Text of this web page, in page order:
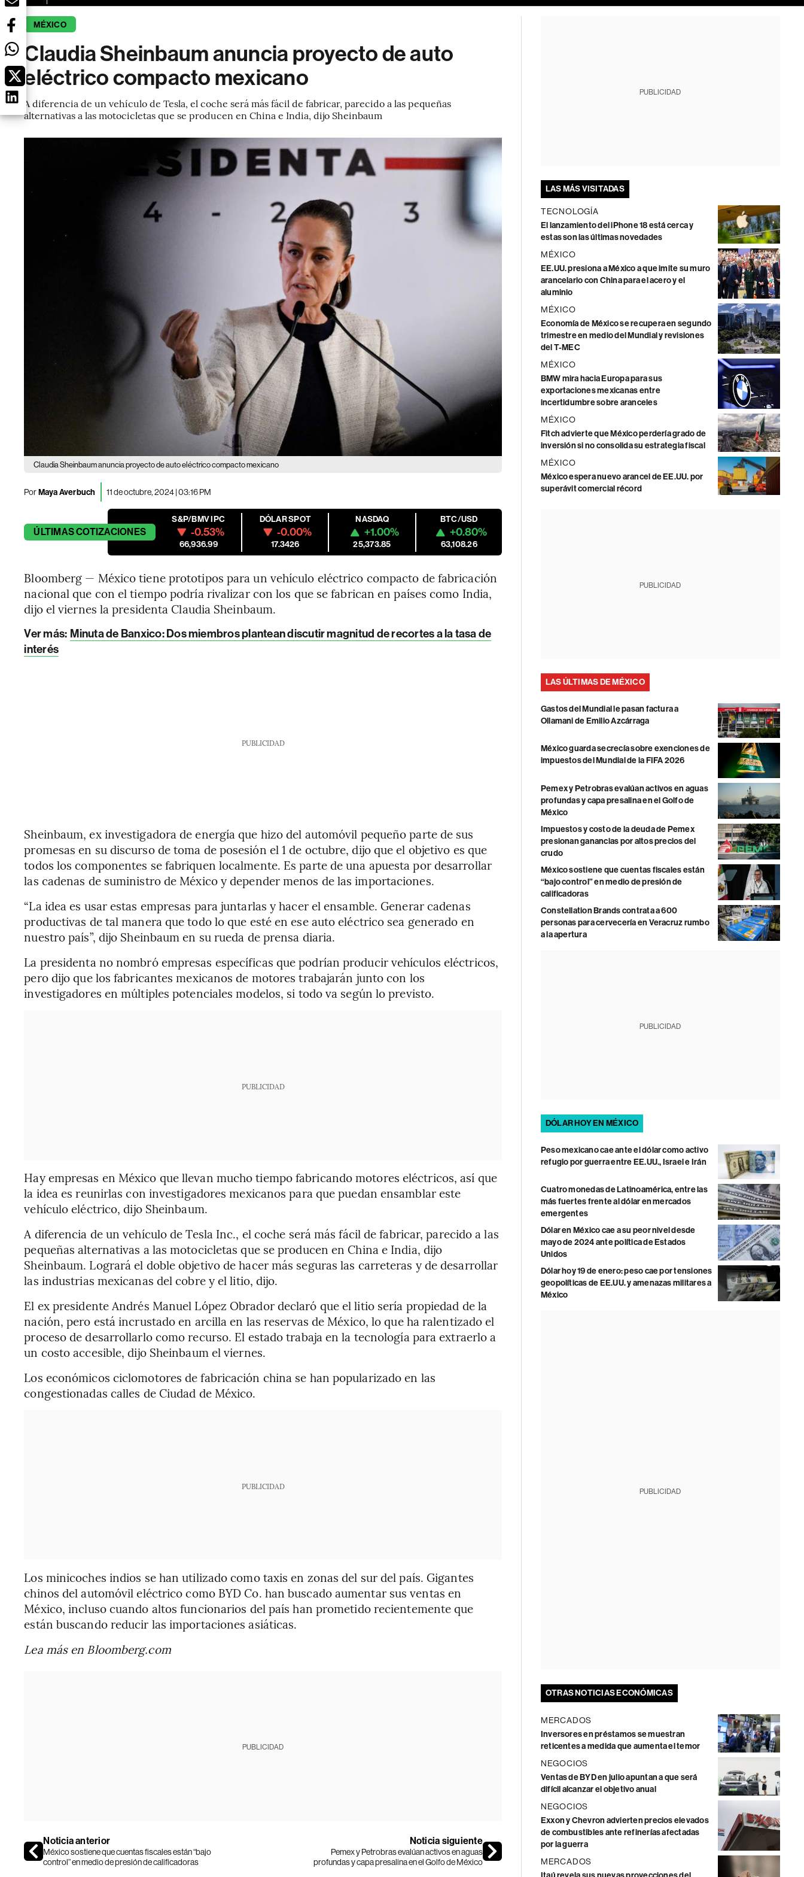
MÉXICO
Claudia Sheinbaum anuncia proyecto de auto
eléctrico compacto mexicano
A diferencia de un vehículo de Tesla, el coche será más fácil de fabricar, parecido a las pequeñas
alternativas a las motocicletas que se producen en China e India, dijo Sheinbaum
Claudia Sheinbaum anuncia proyecto de auto eléctrico compacto mexicano
PorMaya Averbuch 11 de octubre, 2024 | 03:16 PM
ÚLTIMASCOTIZACIONES
S&P/BMV IPC
-0.53%
66,936.99
DÓLAR SPOT
-0.00%
17.3426
NASDAQ
+1.00%
25,373.85
BTC/USD
+0.80%
63,108.26
Bloomberg — México tiene prototipos para un vehículo eléctrico compacto de fabricación
nacional que con el tiempo podría rivalizar con los que se fabrican en países como India,
dijo el viernes la presidenta Claudia Sheinbaum.
Ver más: Minuta de Banxico: Dos miembros plantean discutir magnitud de recortes a la tasa de
interés
PUBLICIDAD
Sheinbaum, ex investigadora de energía que hizo del automóvil pequeño parte de sus
promesas en su discurso de toma de posesión el 1 de octubre, dijo que el objetivo es que
todos los componentes se fabriquen localmente. Es parte de una apuesta por desarrollar
las cadenas de suministro de México y depender menos de las importaciones.
“La idea es usar estas empresas para juntarlas y hacer el ensamble. Generar cadenas
productivas de tal manera que todo lo que esté en ese auto eléctrico sea generado en
nuestro país”, dijo Sheinbaum en su rueda de prensa diaria.
La presidenta no nombró empresas específicas que podrían producir vehículos eléctricos,
pero dijo que los fabricantes mexicanos de motores trabajarán junto con los
investigadores en múltiples potenciales modelos, si todo va según lo previsto.
PUBLICIDAD
Hay empresas en México que llevan mucho tiempo fabricando motores eléctricos, así que
la idea es reunirlas con investigadores mexicanos para que puedan ensamblar este
vehículo eléctrico, dijo Sheinbaum.
A diferencia de un vehículo de Tesla Inc., el coche será más fácil de fabricar, parecido a las
pequeñas alternativas a las motocicletas que se producen en China e India, dijo
Sheinbaum. Logrará el doble objetivo de hacer más seguras las carreteras y de desarrollar
las industrias mexicanas del cobre y el litio, dijo.
El ex presidente Andrés Manuel López Obrador declaró que el litio sería propiedad de la
nación, pero está incrustado en arcilla en las reservas de México, lo que ha ralentizado el
proceso de desarrollarlo como recurso. El estado trabaja en la tecnología para extraerlo a
un costo accesible, dijo Sheinbaum el viernes.
Los económicos ciclomotores de fabricación china se han popularizado en las
congestionadas calles de Ciudad de México.
PUBLICIDAD
Los minicoches indios se han utilizado como taxis en zonas del sur del país. Gigantes
chinos del automóvil eléctrico como BYD Co. han buscado aumentar sus ventas en
México, incluso cuando altos funcionarios del país han prometido recientemente que
están buscando reducir las importaciones asiáticas.
Lea más en Bloomberg.com
PUBLICIDAD
Noticia anterior
México sostiene que cuentas fiscales están “bajo
control” en medio de presión de calificadoras
Noticia siguiente
Pemex y Petrobras evalúan activos en aguas
profundas y capa presalina en el Golfo de México
PUBLICIDAD
LAS MÁS VISITADAS
TECNOLOGÍA
El lanzamiento del iPhone 18 está cerca y
estas son las últimas novedades
MÉXICO
EE.UU. presiona a México a que imite su muro
arancelario con China para el acero y el
aluminio
MÉXICO
Economía de México se recupera en segundo
trimestre en medio del Mundial y revisiones
del T-MEC
MÉXICO
BMW mira hacia Europa para sus
exportaciones mexicanas entre
incertidumbre sobre aranceles
MÉXICO
Fitch advierte que México perdería grado de
inversión si no consolida su estrategia fiscal
MÉXICO
México espera nuevo arancel de EE.UU. por
superávit comercial récord
PUBLICIDAD
LAS ÚLTIMAS DE MÉXICO
Gastos del Mundial le pasan factura a
Ollamani de Emilio Azcárraga
México guarda secrecía sobre exenciones de
impuestos del Mundial de la FIFA 2026
Pemex y Petrobras evalúan activos en aguas
profundas y capa presalina en el Golfo de
México
Impuestos y costo de la deuda de Pemex
presionan ganancias por altos precios del
crudo
México sostiene que cuentas fiscales están
“bajo control” en medio de presión de
calificadoras
Constellation Brands contrata a 600
personas para cervecería en Veracruz rumbo
a la apertura
PUBLICIDAD
DÓLAR HOY EN MÉXICO
Peso mexicano cae ante el dólar como activo
refugio por guerra entre EE.UU., Israel e Irán
Cuatro monedas de Latinoamérica, entre las
más fuertes frente al dólar en mercados
emergentes
Dólar en México cae a su peor nivel desde
mayo de 2024 ante política de Estados
Unidos
Dólar hoy 19 de enero: peso cae por tensiones
geopolíticas de EE.UU. y amenazas militares a
México
PUBLICIDAD
OTRAS NOTICIAS ECONÓMICAS
MERCADOS
Inversores en préstamos se muestran
reticentes a medida que aumenta el temor
NEGOCIOS
Ventas de BYD en julio apuntan a que será
difícil alcanzar el objetivo anual
NEGOCIOS
Exxon y Chevron advierten precios elevados
de combustibles ante refinerías afectadas
por la guerra
MERCADOS